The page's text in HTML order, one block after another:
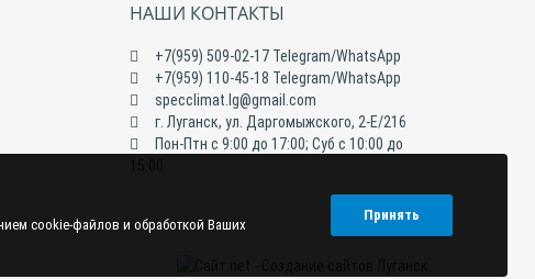
НАШИ КОНТАКТЫ
+7(959) 509-02-17 Telegram/WhatsApp
+7(959) 110-45-18 Telegram/WhatsApp
specclimat.lg@gmail.com
г. Луганск, ул. Даргомыжского, 2-Е/216
Пон-Птн с 9:00 до 17:00; Суб с 10:00 до
cookie-файлов и обработкой Ваших
Принять